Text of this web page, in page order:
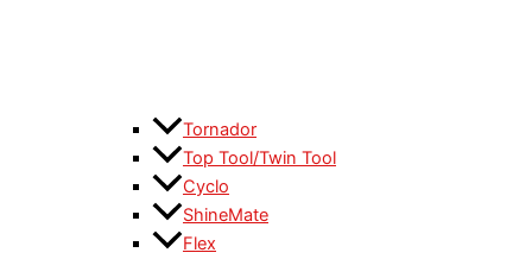
Tornador
Top Tool/Twin Tool
Cyclo
ShineMate
Flex